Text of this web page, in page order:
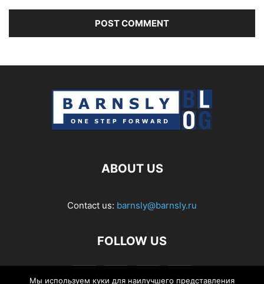
ABOUT US
Contact us: barnsly@barnsly.ru
FOLLOW US
Мы используем куки для наилучшего представления